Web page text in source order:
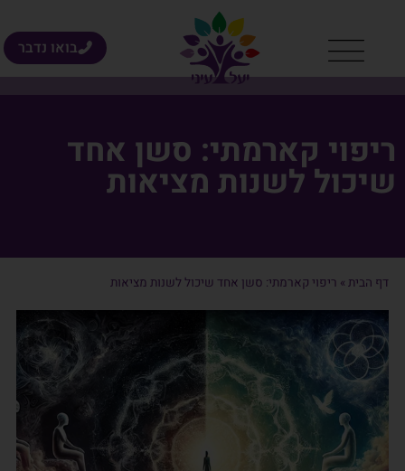
בואו נדבר
ריפוי קארמתי: סשן אחד
שיכול לשנות מציאות
דף הבית» ריפוי קארמתי: סשן אחד שיכול לשנות מציאות